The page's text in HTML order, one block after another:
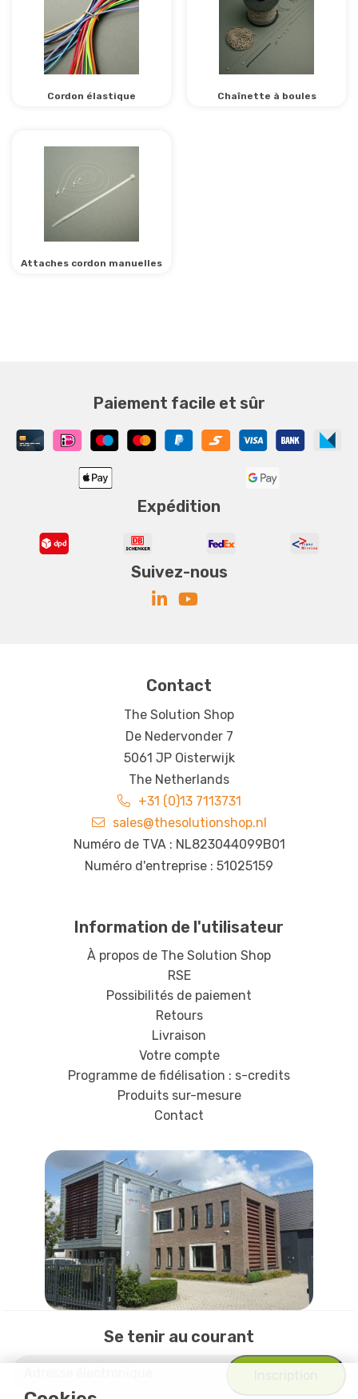
Cordon élastique Chaînette à boules
Attaches cordon manuelles
Paiement facile et sûr
Expédition
Suivez-nous
Contact
The Solution Shop
De Nedervonder 7
5061 JP Oisterwijk
The Netherlands
+31 (0)13 7113731
sales@thesolutionshop.nl
Numéro de TVA : NL823044099B01
Numéro d'entreprise : 51025159
Information de l'utilisateur
À propos de The Solution Shop
RSE
Possibilités de paiement
Retours
Livraison
Votre compte
Programme de fidélisation : s-credits
Produits sur-mesure
Contact
Se tenir au courant